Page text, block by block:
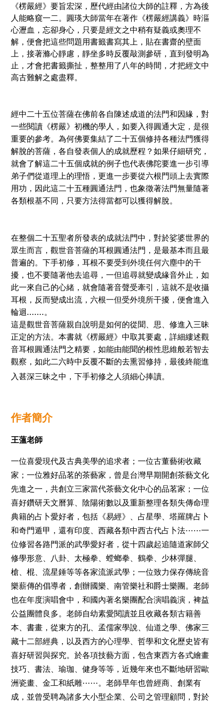
《楞嚴經》要旨宏深，歷代經由諸位大師的註釋，方為後
人能略窺一二。圓瑛大師當年在著作《楞嚴經講義》時漚
心瀝血，忘卻身心，只要是經文之中稍有疑義或奧理不
解，便會把這些問題用書籤書寫其上，貼在書齋的壁面
上，接著滌心靜慮，靜坐多時反覆敲測參研，直到發明為
止，才會把書籤撕扯，整整用了八年的時間，才把經文中
高古難解之處盡釋。
經中二十五位菩薩在佛前各自陳述成道的法門和因緣，對
一些閱讀《楞嚴》初機的學人，如要入得圓通大定，是很
重要的參考。為何佛要集結了二十五個修持各種法門獲得
解脫的菩薩，各自發表個人的成就歷程？如果仔細研究，
就會了解這二十五個成就的例子也代表佛陀要進一步引導
弟子們從道理上的理悟，更進一步要從六根門頭上去實際
用功，因此這二十五種圓通法門，也象徵著法門無量隨著
各類根基不同，只要方法得當都可以獲得解脫。
在整個二十五聖者所發表的成就法門中，對於娑婆世界的
眾生而言，觀世音菩薩的耳根圓通法門，是最基本而且最
普遍的。下手初修，耳根不要受到外境任何六塵中的干
擾，也不要隨著他去追尋，一但追尋就變成緣音外止，如
此一來自己的心緒，就會隨著音聲受牽引，這就不是收攝
耳根，反而變成出流，六根一但受外境所干擾，便會進入
輪迴 .......。
這是觀世音菩薩親自說明是如何的從聞、思、修進入三昧
正定的方法。本書就《楞嚴經》中取其要處，詳細縷述觀
音耳根圓通法門之精要，如能由能聞的根性思維般若智去
觀察，如此二六時中反覆不斷的去熏習修持，最後終能進
入甚深三昧之中，下手初修之人須細心捧讀。
作者簡介
王薀老師
一位喜愛現代及古典美學的追求者；一位古董藝術收藏
家；一位雅好品茗的茶藝家，曾是台灣早期開創茶藝文化
先進之一，共創立三家當代茶藝文化中心的品茗家；一位
喜好鑽研天文曆算、陰陽術數以及重新整理各類失傳命理
典籍的占卜愛好者，包括《易經》、占星學、塔羅牌占卜
和奇門遁甲，還有印度、西藏各類中西古代占卜法⋯⋯一
位修習各路門派的武學愛好者，從十四歲起追隨道家師父
修學形意、八卦、太極拳、螳螂拳、鶴拳、少林彈腿、
槍、棍、流星錘等等各家流派武學；一位致力保存傳統音
樂薪傳的倡導者，創辦國樂、南管樂社和爵士樂團。老師
也在年度演唱會中，和國內著名樂團配合演唱義演，裨益
公益團體良多。老師自幼素愛閱讀並且收藏各類古籍善
本、書畫，從東方的孔、孟儒家學說、仙道之學、佛家三
藏十二部經典，以及西方的心理學、哲學和文化歷史皆有
喜好研習與探究。於各項技藝方面，包含東西方各式繪畫
技巧、書法、瑜珈、健身等等，近幾年來也不斷地研習歐
洲瓷畫、金工和紙雕⋯⋯。老師早年也曾經商、創業有
成，並曾受聘為諸多大小型企業、公司之管理顧問，對於